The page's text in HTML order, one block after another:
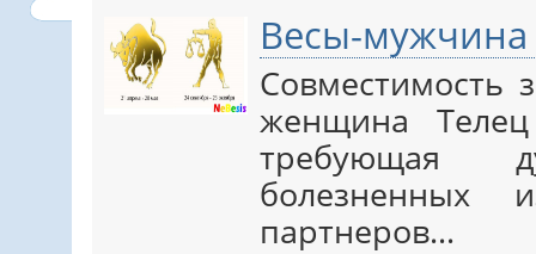
Весы-
Совместимость
женщина
требующая
болезненных
партнеров…